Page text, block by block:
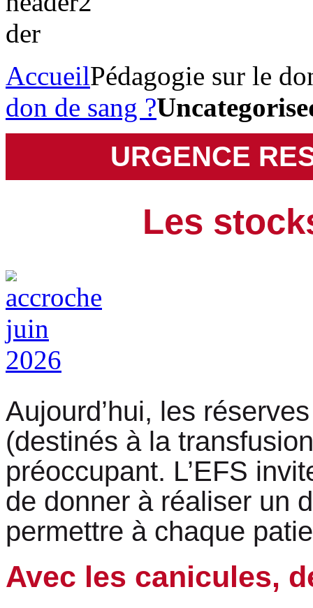
AccueilPédagogie sur le
don de sang ?
URGENCE
Les
Aujourd’hui, les
(destinés à la
préoccupant. L’EFS
de donner à réaliser un
permettre à chaque
Avec les canicules,